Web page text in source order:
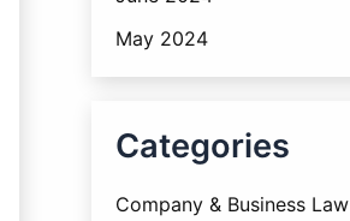
May 2024
Categories
Company & Business Law